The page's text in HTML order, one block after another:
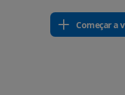
Começar a